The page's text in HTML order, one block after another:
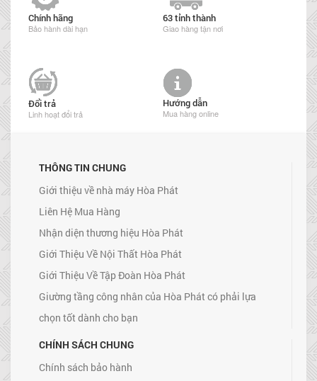
Chính hãng
Bảo hành dài hạn
63 tỉnh thành
Giao hàng tận nơi
Đổi trả
Linh hoạt đổi trả
Hướng dẫn
Mua hàng online
THÔNG TIN CHUNG
Giới thiệu về nhà máy Hòa Phát
Liên Hệ Mua Hàng
Nhận diện thương hiệu Hòa Phát
Giới Thiệu Về Nội Thất Hòa Phát
Giới Thiệu Về Tập Đoàn Hòa Phát
Giường tầng công nhân của Hòa Phát có phải lựa
chọn tốt dành cho bạn
CHÍNH SÁCH CHUNG
Chính sách bảo hành